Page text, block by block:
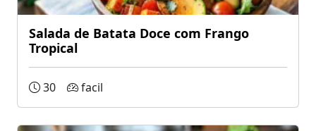
Salada de Batata Doce com Frango
Tropical
30 facil